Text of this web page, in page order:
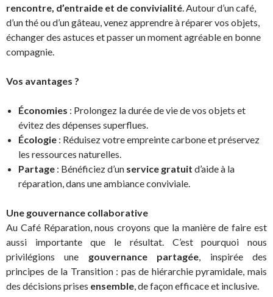
rencontre, d’entraide et de convivialité . Autour d’un café,
d’un thé ou d’un gâteau, venez apprendre à réparer vos objets,
échanger des astuces et passer un moment agréable en bonne
compagnie.
Vos avantages ?
Économies : Prolongez la durée de vie de vos objets et
évitez des dépenses superflues.
Écologie : Réduisez votre empreinte carbone et préservez
les ressources naturelles.
Partage : Bénéficiez d’un service gratuit d’aide à la
réparation, dans une ambiance conviviale.
Une gouvernance collaborative
Au Café Réparation, nous croyons que la manière de faire est
aussi importante que le résultat. C’est pourquoi nous
privilégions une gouvernance partagée , inspirée des
principes de la Transition : pas de hiérarchie pyramidale, mais
des décisions prises ensemble , de façon efficace et inclusive.